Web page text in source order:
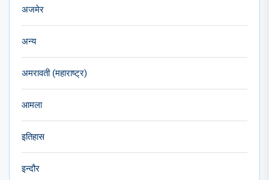
अजमेर
अन्य
अमरावती (महाराष्ट्र)
आमला
इतिहास
इन्दौर